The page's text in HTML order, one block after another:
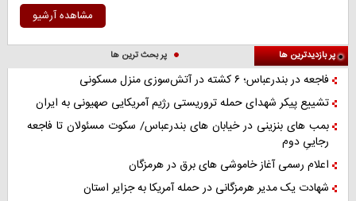
مشاهده آرشیو
پر بازدیدترین ها پر بحث ترین ها
فاجعه در بندرعباس؛ ۶ کشته در آتش‌سوزی منزل مسکونی
تشییع پیکر شهدای حمله تروریستی رژیم آمریکایی صهیونی به ایران
بمب های بنزینی در خیابان های بندرعباس/ سکوت مسئولان تا فاجعه
رجاییِ دوم
اعلام رسمی آغاز خاموشی های برق در هرمزگان
شهادت یک مدیر هرمزگانی در حمله آمریکا به جزایر استان